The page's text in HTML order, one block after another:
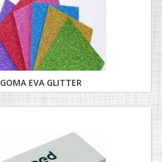
GOMA EVA GLITTER